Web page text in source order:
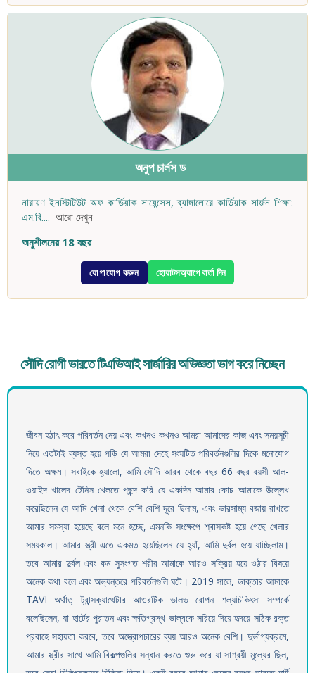
অনুপ চার্লস ড
নারায়ণ ইনস্টিটিউট অফ কার্ডিয়াক সায়েন্সেস, ব্যাঙ্গালোরে কার্ডিয়াক সার্জন শিক্ষা:
এম.বি.... আরো দেখুন
অনুশীলনের 18 বছর
যোগাযোগ করুন হোয়াটসঅ্যাপে বার্তা দিন
সৌদি রোগী ভারতে টিএভিআই সার্জারির অভিজ্ঞতা ভাগ করে নিচ্ছেন
জীবন হঠাৎ করে পরিবর্তন নেয় এবং কখনও কখনও আমরা আমাদের কাজ এবং সময়সূচী
নিয়ে এতটাই ব্যস্ত হয়ে পড়ি যে আমরা দেহে সংঘটিত পরিবর্তনগুলির দিকে মনোযোগ
দিতে অক্ষম। সবাইকে হ্যালো, আমি সৌদি আরব থেকে বছর 66 বছর বয়সী আল-
ওয়াইদ খালেদ টেনিস খেলতে পছন্দ করি যে একদিন আমার কোচ আমাকে উল্লেখ
করেছিলেন যে আমি খেলা থেকে বেশি বেশি দূরে ছিলাম, এবং ভারসাম্য বজায় রাখতে
আমার সমস্যা হয়েছে বলে মনে হচ্ছে, এমনকি সংক্ষেপে শ্বাসকষ্ট হয়ে গেছে খেলার
সময়কাল। আমার স্ত্রী এতে একমত হয়েছিলেন যে হ্যাঁ, আমি দুর্বল হয়ে যাচ্ছিলাম।
তবে আমার দুর্বল এবং কম সুসংগত শরীর আমাকে আরও সক্রিয় হয়ে ওঠার বিষয়ে
অনেক কথা বলে এবং অভ্যন্তরে পরিবর্তনগুলি ঘটে। 2019 সালে, ডাক্তার আমাকে
TAVI অর্থাত্ ট্রান্সক্যাথেটার আওরটিক ভালভ রোপন শল্যচিকিৎসা সম্পর্কে
বলেছিলেন, যা হার্টের পুরাতন এবং ক্ষতিগ্রস্থ ভাল্বকে সরিয়ে দিয়ে হৃদয়ে সঠিক রক্ত
​​প্রবাহে সহায়তা করবে, তবে অস্ত্রোপচারের ব্যয় আরও অনেক বেশি। দুর্ভাগ্যক্রমে,
আমার স্ত্রীর সাথে আমি বিকল্পগুলির সন্ধান করতে শুরু করে যা সাশ্রয়ী মূল্যের ছিল,